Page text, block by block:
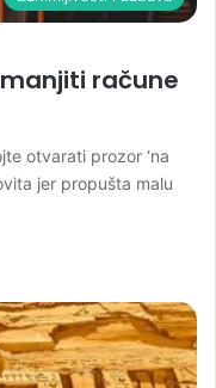
račune
otvarati prozor ‘na
jer propušta malu